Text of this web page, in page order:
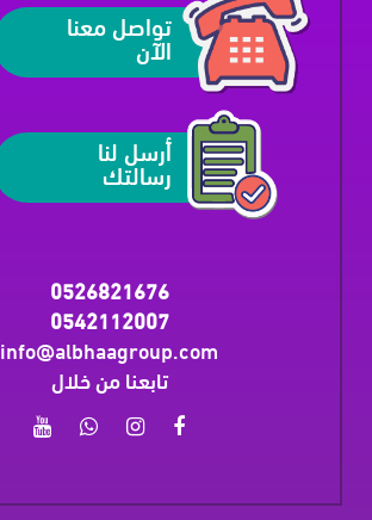
تواصل معنا
الآن
أرسل لنا
رسالتك
0526821676
0542112007
info@albhaagroup.com
تابعنا من خلال